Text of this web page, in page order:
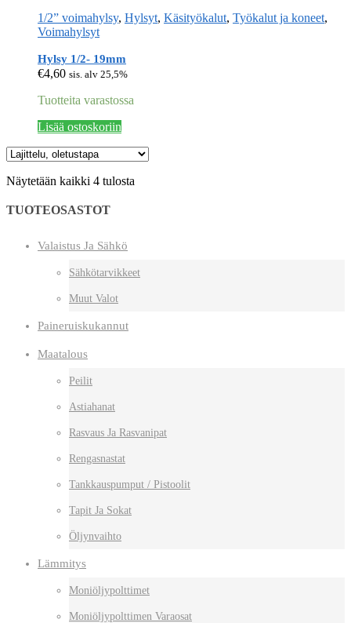
1/2” voimahylsy, Hylsyt, Käsityökalut, Työkalut ja koneet,
Voimahylsyt
Hylsy 1/2- 19mm
€4,60 sis. alv 25,5%
Tuotteita varastossa
Lisää ostoskoriin
Näytetään kaikki 4 tulosta
TUOTEOSASTOT
Valaistus Ja Sähkö
Sähkötarvikkeet
Muut Valot
Paineruiskukannut
Maatalous
Peilit
Astiahanat
Rasvaus Ja Rasvanipat
Rengasnastat
Tankkauspumput / Pistoolit
Tapit Ja Sokat
Öljynvaihto
Lämmitys
Moniöljypolttimet
Moniöljypolttimen Varaosat